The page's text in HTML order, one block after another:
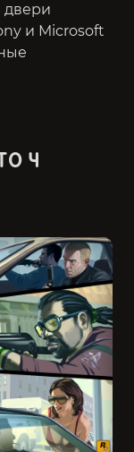
и Microsoft
4